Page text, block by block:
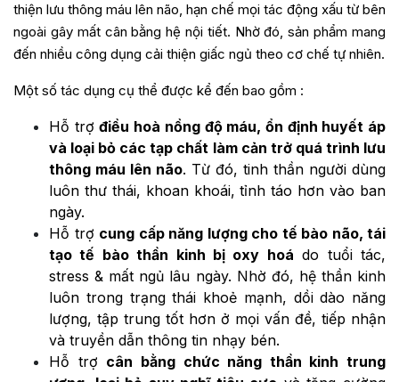
thiện lưu thông máu lên não, hạn chế mọi tác động xấu từ bên
ngoài gây mất cân bằng hệ nội tiết. Nhờ đó, sản phẩm mang
đến nhiều công dụng cải thiện giấc ngủ theo cơ chế tự nhiên.
Một số tác dụng cụ thể được kể đến bao gồm :
Hỗ trợđiều hoà nồng độ máu, ổn định huyết áp
và loại bỏ các tạp chất làm cản trở quá trình lưu
thông máu lên não. Từ đó, tinh thần người dùng
luôn thư thái, khoan khoái, tỉnh táo hơn vào ban
ngày.
Hỗ trợ cung cấp năng lượng cho tế bào não, tái
tạo tế bào thần kinh bị oxy hoá do tuổi tác,
stress & mất ngủ lâu ngày. Nhờ đó, hệ thần kinh
luôn trong trạng thái khoẻ mạnh, dồi dào năng
lượng, tập trung tốt hơn ở mọi vấn đề, tiếp nhận
và truyền dẫn thông tin nhạy bén.
Hỗ trợ cân bằng chức năng thần kinh trung